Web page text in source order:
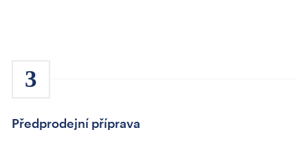
3
Předprodejní příprava